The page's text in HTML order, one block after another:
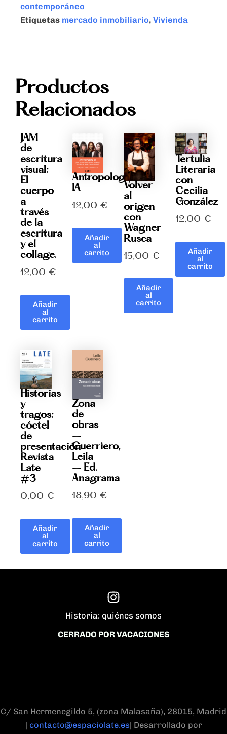
Galindo,
Jorge
-
contemporáneo
Etiquetas mercado inmobiliario, Vivienda
Productos
Relacionados
JAM
de
escritura
visual:
El
cuerpo
a
través
de la
escritura
y el
collage.
12,00 €
Añadir
al
carrito
Antropolog-
IA
12,00 €
Añadir
al
carrito
Volver
al
origen
con
Wagner
Rusca
15,00 €
Añadir
al
carrito
Tertulia
Literaria
con
Cecilia
González
12,00 €
Añadir
al
carrito
Historias
y
tragos:
cóctel
de
presentación
Revista
Late
#3
0,00 €
Añadir
al
carrito
Zona
de
obras
–
Guerriero,
Leila
– Ed.
Anagrama
18,90 €
Añadir
al
carrito
Historia: quiénes somos
CERRADO POR VACACIONES
C/ San Hermenegildo 5, (zona Malasaña), 28015, Madrid
contacto@espaciolate.es | Desarrollado por